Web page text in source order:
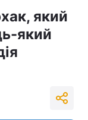
який
який